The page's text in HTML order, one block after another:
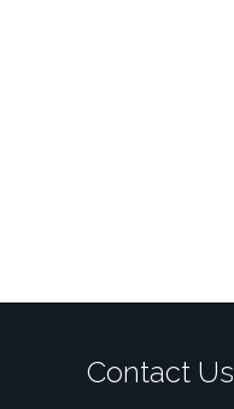
Contact Us